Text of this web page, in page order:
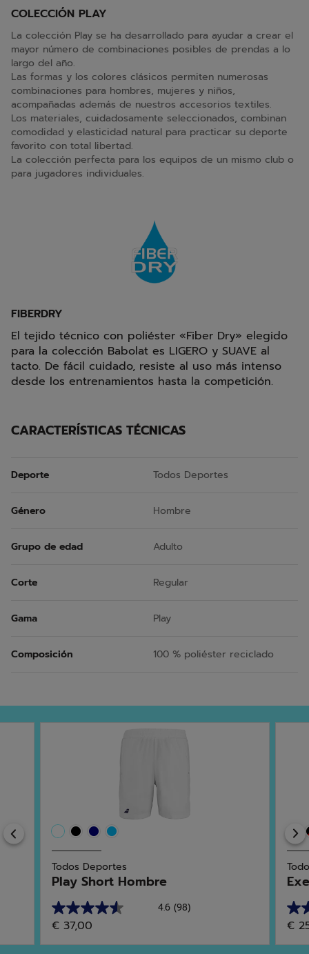
COLECCIÓN PLAY
La colección Play se ha desarrollado para ayudar a crear el
mayor número de combinaciones posibles de prendas a lo
largo del año.
Las formas y los colores clásicos permiten numerosas
combinaciones para hombres, mujeres y niños,
acompañadas además de nuestros accesorios textiles.
Los materiales, cuidadosamente seleccionados, combinan
comodidad y elasticidad natural para practicar su deporte
favorito con total libertad.
La colección perfecta para los equipos de un mismo club o
para jugadores individuales.
FIBERDRY
El tejido técnico con poliéster «Fiber Dry» elegido
para la colección Babolat es LIGERO y SUAVE al
tacto. De fácil cuidado, resiste al uso más intenso
desde los entrenamientos hasta la competición.
CARACTERÍSTICAS TÉCNICAS
Deporte Todos Deportes
Género Hombre
Grupo de edad Adulto
Corte Regular
Gama Play
Composición 100 % poliéster reciclado
Previous
Todos Deportes
Play Short Hombre
4.6 (98)
4.6
de
5
€ 37,00
4.8
de
5
€